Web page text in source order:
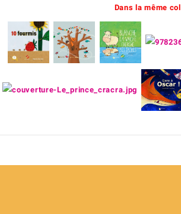
Dans la même